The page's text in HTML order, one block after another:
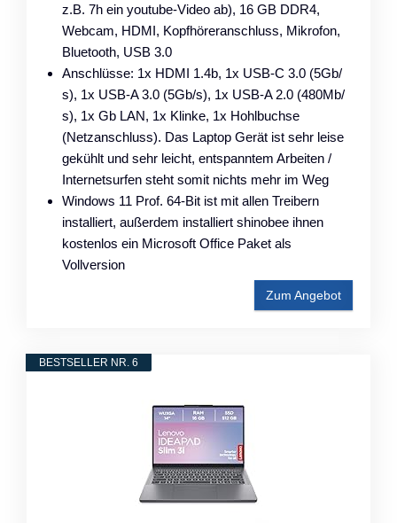
z.B. 7h ein youtube-Video ab), 16 GB DDR4,
Webcam, HDMI, Kopfhöreranschluss, Mikrofon,
Bluetooth, USB 3.0
Anschlüsse: 1x HDMI 1.4b, 1x USB-C 3.0 (5Gb/​
s), 1x USB-A 3.0 (5Gb/​s), 1x USB-A 2.0 (480Mb/​
s), 1x Gb LAN, 1x Klinke, 1x Hohlbuchse
(Netzanschluss). Das Laptop Gerät ist sehr leise
gekühlt und sehr leicht, entspanntem Arbeiten /
Internetsurfen steht somit nichts mehr im Weg
Windows 11 Prof. 64-Bit ist mit allen Treibern
installiert, außerdem installiert shinobee ihnen
kostenlos ein Microsoft Office Paket als
Vollversion
Zum Angebot
BESTSELLER NR. 6